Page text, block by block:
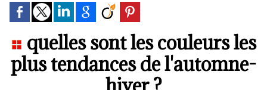
quelles sont les couleurs les
plus tendances de l'automne-